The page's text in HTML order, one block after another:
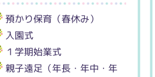
預かり保育（春休み）
入園式
１学期始業式
親子遠足（年長・年中・年